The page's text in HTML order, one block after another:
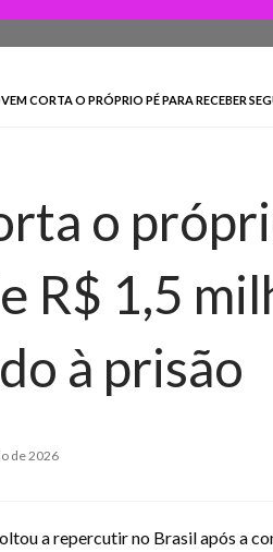
CORTA O PRÓPRIO PÉ PARA RECEBER
o
R$ 1,5
à prisão
de 2026
a repercutir no Brasil após a